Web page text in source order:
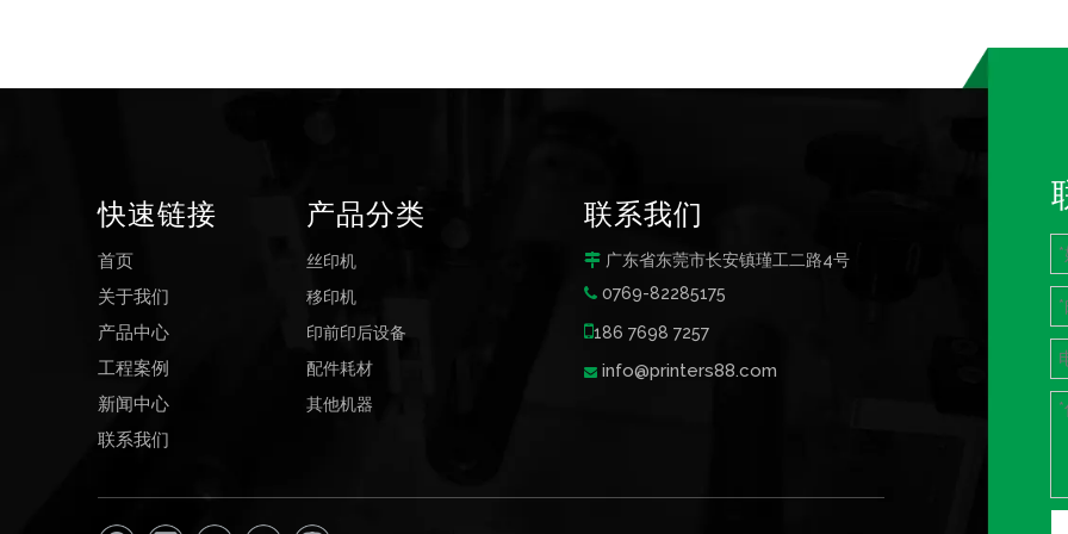
快速链接
首页
关于我们
产品中心
工程案例
新闻中心
联系我们
产品分类
丝印机
移印机
印前印后设备
配件耗材
其他机器
联系我们
 广东省东莞市长安镇瑾工二路4号
 0769-82285175
186 7698 7257
 info@printers88.com